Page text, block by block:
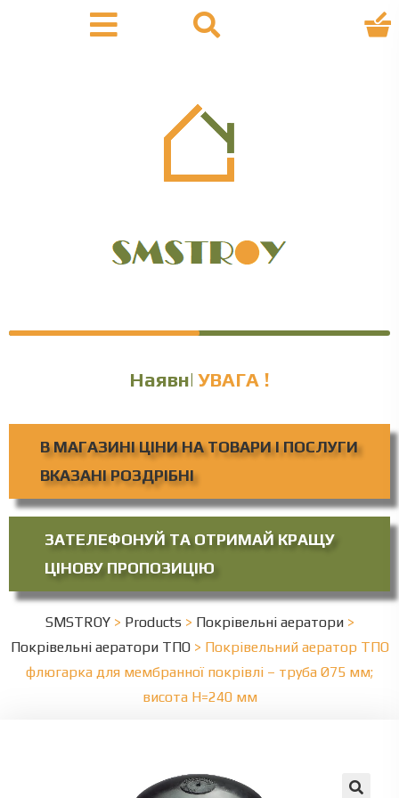
Наявність ут УВАГА !
В МАГАЗИНІ ЦІНИ НА ТОВАРИ І ПОСЛУГИ
ВКАЗАНІ РОЗДРІБНІ
ЗАТЕЛЕФОНУЙ ТА ОТРИМАЙ КРАЩУ
ЦІНОВУ ПРОПОЗИЦІЮ
SMSTROY> Products> Покрівельні аератори>
Покрівельні аератори ТПО> Покрівельний аератор ТПО
флюгарка для мембранної покрівлі – труба Ø75 мм;
висота Н=240 мм